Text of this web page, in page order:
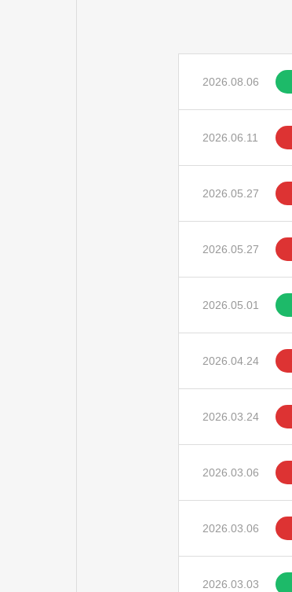
2026.08.06
2026.06.11
2026.05.27
2026.05.27
2026.05.01
2026.04.24
2026.03.24
2026.03.06
2026.03.06
2026.03.03